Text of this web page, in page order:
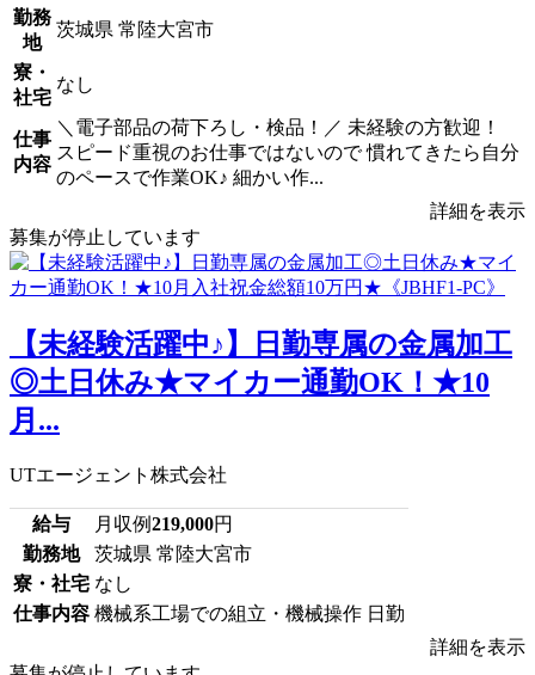
勤務
地
茨城県 常陸大宮市
寮・
社宅
なし
仕事
内容
＼電子部品の荷下ろし・検品！／ 未経験の方歓迎！
スピード重視のお仕事ではないので 慣れてきたら自分
のペースで作業OK♪ 細かい作...
詳細を表示
募集が停止しています
【未経験活躍中♪】日勤専属の金属加工
◎土日休み★マイカー通勤OK！★10
月...
UTエージェント株式会社
給与 月収例219,000円
勤務地
茨城県 常陸大宮市
寮・社宅 なし
仕事内容 機械系工場での組立・機械操作 日勤
詳細を表示